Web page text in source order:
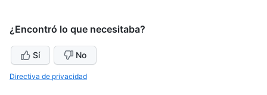
¿Encontró lo que necesitaba?
Sí No
Directiva de privacidad